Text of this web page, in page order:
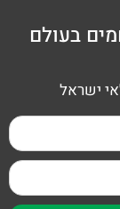
בעולם
ישראל